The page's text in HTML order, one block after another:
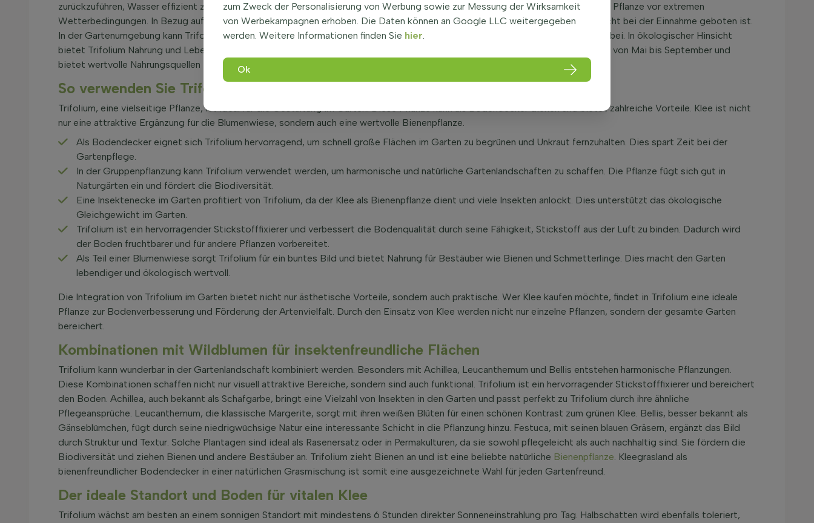
zurückzuführen, Wasser effizient zu speichern. Eine natürliche Wachsschicht hilft, die Verdunstung zu reduzieren und schützt die Pflanze vor extremen
Wetterbedingungen. In Bezug auf die Sicherheit sind die meisten Trifolium-Arten für Kinder und Haustiere sicher, obwohl Vorsicht bei der Einnahme geboten ist.
In der Gartenumgebung kann Trifolium als Gründünger oder Bodendecker dienen und trägt zur Verbesserung der Bodenqualität bei. In ökologischer Hinsicht
bietet Trifolium Nahrung und Lebensraum für Bestäuber wie Bienen, was die Biodiversität im Garten erhöht. Die Blütezeit reicht von Mai bis September und
bietet wertvolle Nahrungsquellen für Insekten in dieser Zeit.
So verwenden Sie Trifolium als Bodendecker oder in der Blumenwiese
Trifolium, eine vielseitige Pflanze, ist ideal für die Gestaltung im Garten. Diese Pflanze kann als Bodendecker dienen und bietet zahlreiche Vorteile. Klee ist nicht
nur eine attraktive Ergänzung für die Blumenwiese, sondern auch eine wertvolle Bienenpflanze.
Als Bodendecker eignet sich Trifolium hervorragend, um schnell große Flächen im Garten zu begrünen und Unkraut fernzuhalten. Dies spart Zeit bei der
Gartenpflege.
In der Gruppenpflanzung kann Trifolium verwendet werden, um harmonische und natürliche Gartenlandschaften zu schaffen. Die Pflanze fügt sich gut in
Naturgärten ein und fördert die Biodiversität.
Eine Insektenecke im Garten profitiert von Trifolium, da der Klee als Bienenpflanze dient und viele Insekten anlockt. Dies unterstützt das ökologische
Gleichgewicht im Garten.
Trifolium ist ein hervorragender Stickstofffixierer und verbessert die Bodenqualität durch seine Fähigkeit, Stickstoff aus der Luft zu binden. Dadurch wird
der Boden fruchtbarer und für andere Pflanzen vorbereitet.
Als Teil einer Blumenwiese sorgt Trifolium für ein buntes Bild und bietet Nahrung für Bestäuber wie Bienen und Schmetterlinge. Dies macht den Garten
lebendiger und ökologisch wertvoll.
Die Integration von Trifolium im Garten bietet nicht nur ästhetische Vorteile, sondern auch praktische. Wer Klee kaufen möchte, findet in Trifolium eine ideale
Pflanze zur Bodenverbesserung und Förderung der Artenvielfalt. Durch den Einsatz von Klee werden nicht nur einzelne Pflanzen, sondern der gesamte Garten
bereichert.
Kombinationen mit Wildblumen für insektenfreundliche Flächen
Trifolium kann wunderbar in der Gartenlandschaft kombiniert werden. Besonders mit Achillea, Leucanthemum und Bellis entstehen harmonische Pflanzungen.
Diese Kombinationen schaffen nicht nur visuell attraktive Bereiche, sondern sind auch funktional. Trifolium ist ein hervorragender Stickstofffixierer und bereichert
den Boden. Achillea, auch bekannt als Schafgarbe, bringt eine Vielzahl von Insekten in den Garten und passt perfekt zu Trifolium durch ihre ähnliche
Pflegeansprüche. Leucanthemum, die klassische Margerite, sorgt mit ihren weißen Blüten für einen schönen Kontrast zum grünen Klee. Bellis, besser bekannt als
Gänseblümchen, fügt durch seine niedrigwüchsige Natur eine interessante Schicht in die Pflanzung hinzu. Festuca, mit seinen blauen Gräsern, ergänzt das Bild
durch Struktur und Textur. Solche Plantagen sind ideal als Rasenersatz oder in Permakulturen, da sie sowohl pflegeleicht als auch nachhaltig sind. Sie fördern die
Biodiversität und ziehen Bienen und andere Bestäuber an. Trifolium zieht Bienen an und ist eine beliebte natürliche Bienenpflanze. Kleegrasland als
bienenfreundlicher Bodendecker in einer natürlichen Grasmischung ist somit eine ausgezeichnete Wahl für jeden Gartenfreund.
Der ideale Standort und Boden für vitalen Klee
Trifolium wächst am besten an einem sonnigen Standort mit mindestens 6 Stunden direkter Sonneneinstrahlung pro Tag. Halbschatten wird ebenfalls toleriert,
zum Zweck der Personalisierung von Werbung sowie zur Messung der Wirksamkeit
von Werbekampagnen erhoben. Die Daten können an Google LLC weitergegeben
werden. Weitere Informationen finden Sie hier.
Ok